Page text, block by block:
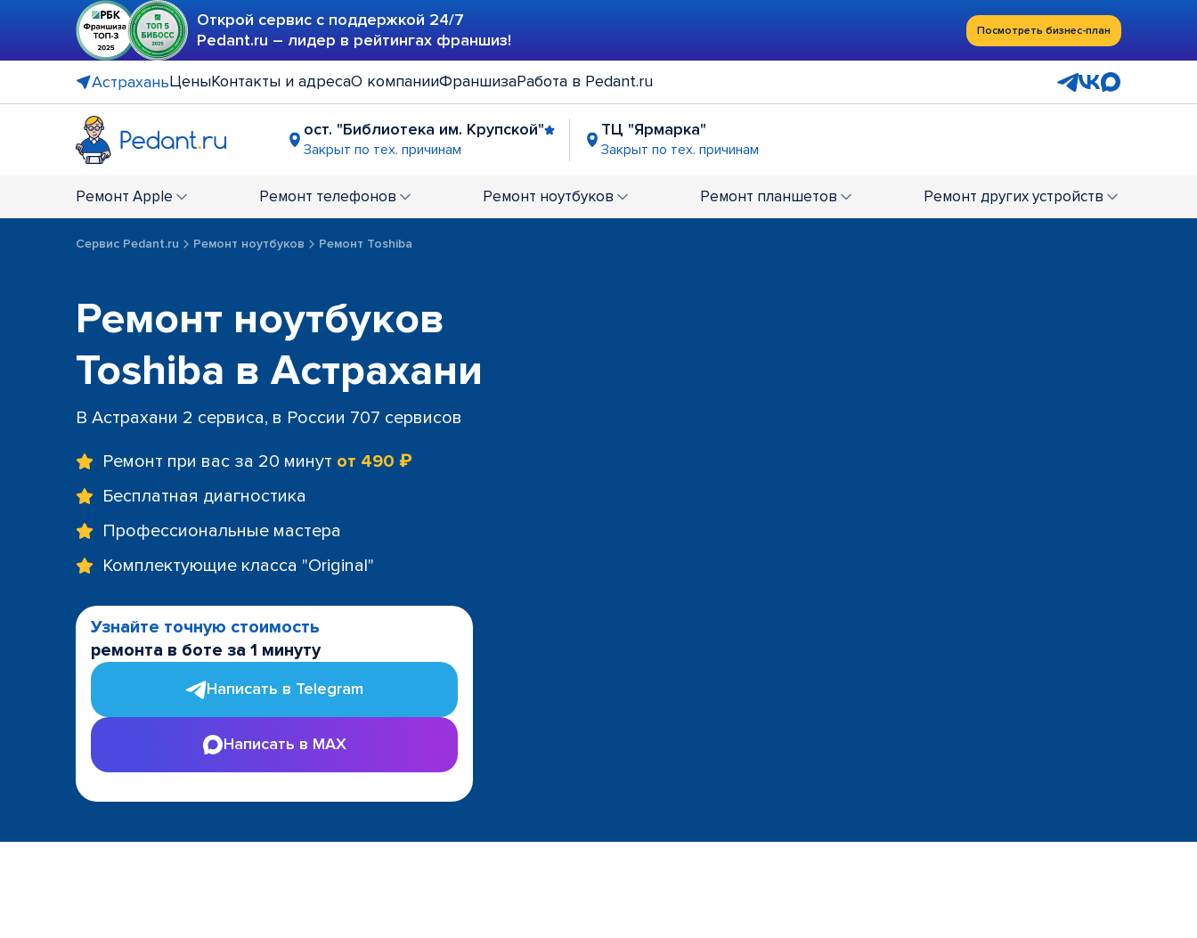
Открой сервис с поддержкой 24/7
Pedant.ru – лидер в рейтингах франшиз!
Посмотреть бизнес-план
АстраханьЦеныКонтакты и адресаО компанииФраншизаРабота в Pedant.ru
ост. "Библиотека им. Крупской"
Закрыт по тех. причинам
ТЦ "Ярмарка"
Закрыт по тех. причинам
Ремонт Apple Ремонт телефонов Ремонт ноутбуков Ремонт планшетов Ремонт других устройств
Сервис Pedant.ru Ремонт ноутбуков Ремонт Toshiba
Ремонт ноутбуков
Toshiba в Астрахани
В Астрахани 2 сервиса, в России 707 сервисов
Ремонт при вас за 20 минут от 490 ₽
Бесплатная диагностика
Профессиональные мастера
Комплектующие класса "Original"
Узнайте точную стоимость
ремонта в боте за 1 минуту
Написать в Telegram
Написать в MAX